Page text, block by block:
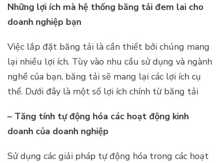
Những lợi ích mà hệ thống băng tải đem lai cho
doanh nghiệp bạn
Việc lắp đặt băng tải là cần thiết bởi chúng mang
lại nhiều lợi ích. Tùy vào nhu cầu sử dụng và ngành
nghề của bạn, băng tải sẽ mang lại các lợi ích cụ
thể. Dưới đây là một số lợi ích chính từ băng tải
– Tăng tính tự động hóa các hoạt động kinh
doanh của doanh nghiệp
Sử dụng các giải pháp tự động hóa trong các hoạt